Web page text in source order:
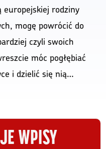
europejskiej rodziny
mogę powrócić do
czyli swoich
móc pogłębiać
i dzielić się nią…
WPISY